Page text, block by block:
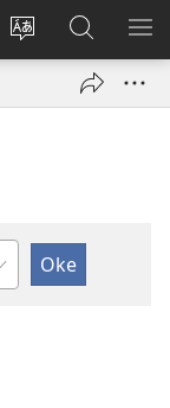
Ganti
Log
Lului
di
JW.ORG